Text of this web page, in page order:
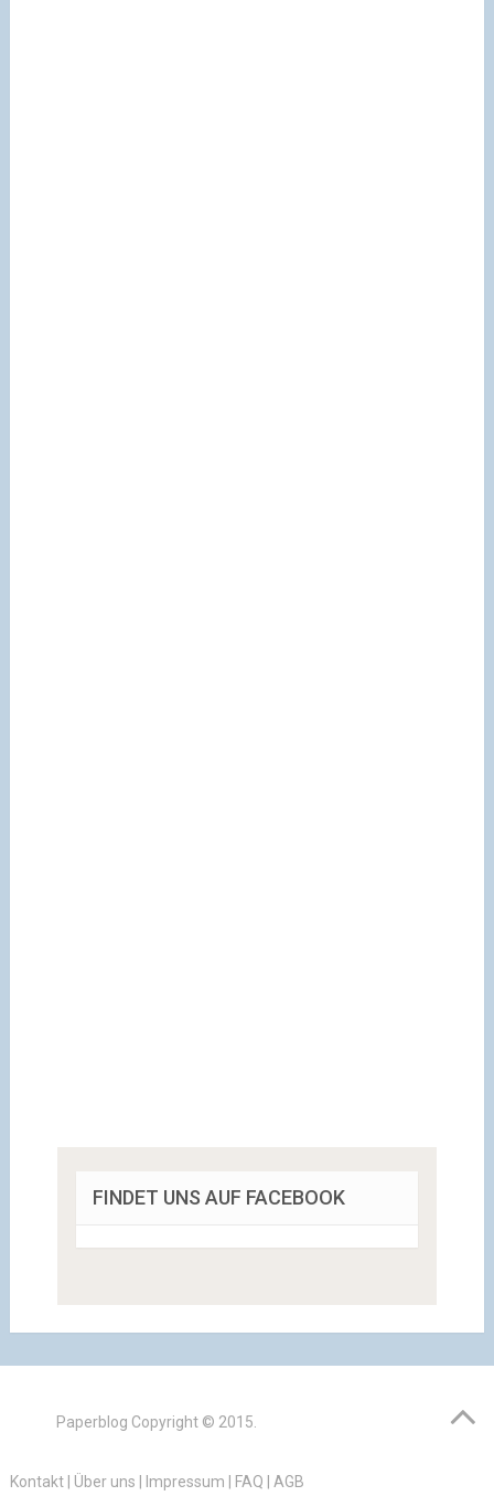
FINDET UNS AUF FACEBOOK
Paperblog Copyright © 2015.
Kontakt| Über uns | Impressum | FAQ | AGB